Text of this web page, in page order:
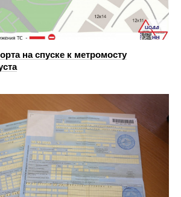
на спуске к метромосту